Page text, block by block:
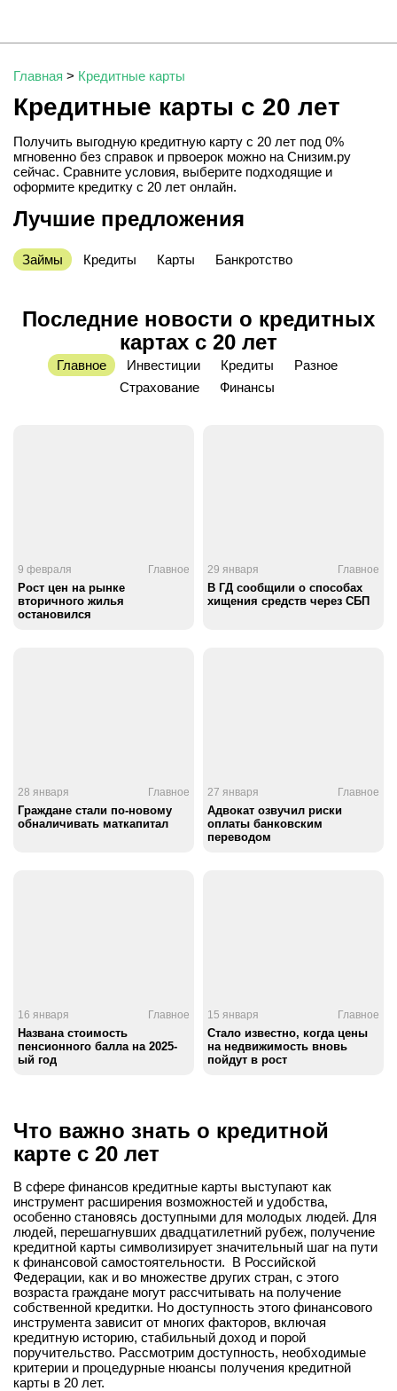
Главная > Кредитные карты
Кредитные карты с 20 лет
Получить выгодную кредитную карту с 20 лет под 0%
мгновенно без справок и првоерок можно на Снизим.ру
сейчас. Сравните условия, выберите подходящие и
оформите кредитку с 20 лет онлайн.
Лучшие предложения
Займы Кредиты Карты Банкротство
Последние новости о кредитных
картах с 20 лет
Главное Инвестиции Кредиты
Разное
Страхование
Финансы
9 февраля Главное
Рост цен на рынке
вторичного жилья
остановился
29 января Главное
В ГД сообщили о способах
хищения средств через СБП
28 января Главное
Граждане стали по-новому
обналичивать маткапитал
27 января Главное
Адвокат озвучил риски
оплаты банковским
переводом
16 января Главное
Названа стоимость
пенсионного балла на 2025-
ый год
15 января Главное
Стало известно, когда цены
на недвижимость вновь
пойдут в рост
Что важно знать о кредитной
карте с 20 лет
В сфере финансов кредитные карты выступают как
инструмент расширения возможностей и удобства,
особенно становясь доступными для молодых людей. Для
людей, перешагнувших двадцатилетний рубеж, получение
кредитной карты символизирует значительный шаг на пути
к финансовой самостоятельности. В Российской
Федерации, как и во множестве других стран, с этого
возраста граждане могут рассчитывать на получение
собственной кредитки. Но доступность этого финансового
инструмента зависит от многих факторов, включая
кредитную историю, стабильный доход и порой
поручительство. Рассмотрим доступность, необходимые
критерии и процедурные нюансы получения кредитной
карты в 20 лет.